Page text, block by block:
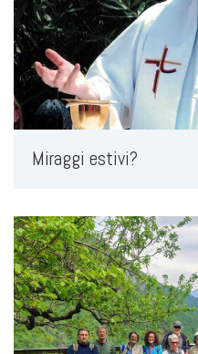
Miraggi estivi?